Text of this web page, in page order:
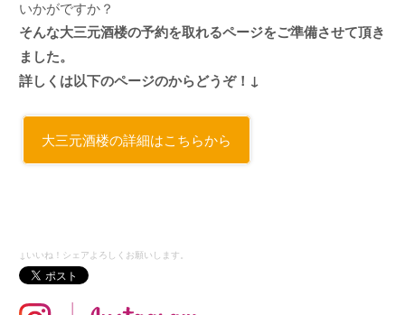
いかがですか？
そんな大三元酒楼の予約を取れるページをご準備させて頂き
ました。
詳しくは以下のページのからどうぞ！↓
大三元酒楼の詳細はこちらから
↓いいね！シェアよろしくお願いします。